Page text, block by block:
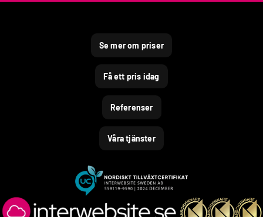
Se mer om priser
Få ett pris idag
Referenser
Våra tjänster